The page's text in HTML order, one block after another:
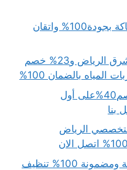
سباك الرياض..افضل فني سباكة بجودة100% واتقان
شركة كشف تسربات المياه شرق الرياض و23% خصم
بالضمان 100%
شركة رش دفان بالرياض..خصم40%على أول
الرياض
شركة تنظيف بالقويعية رخيصة ومضمونة 100% تنظيف